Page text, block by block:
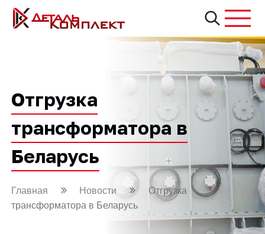
Отгрузка
трансформатора в
Беларусь
Главная Новости
Отгрузка
трансформатора в Беларусь